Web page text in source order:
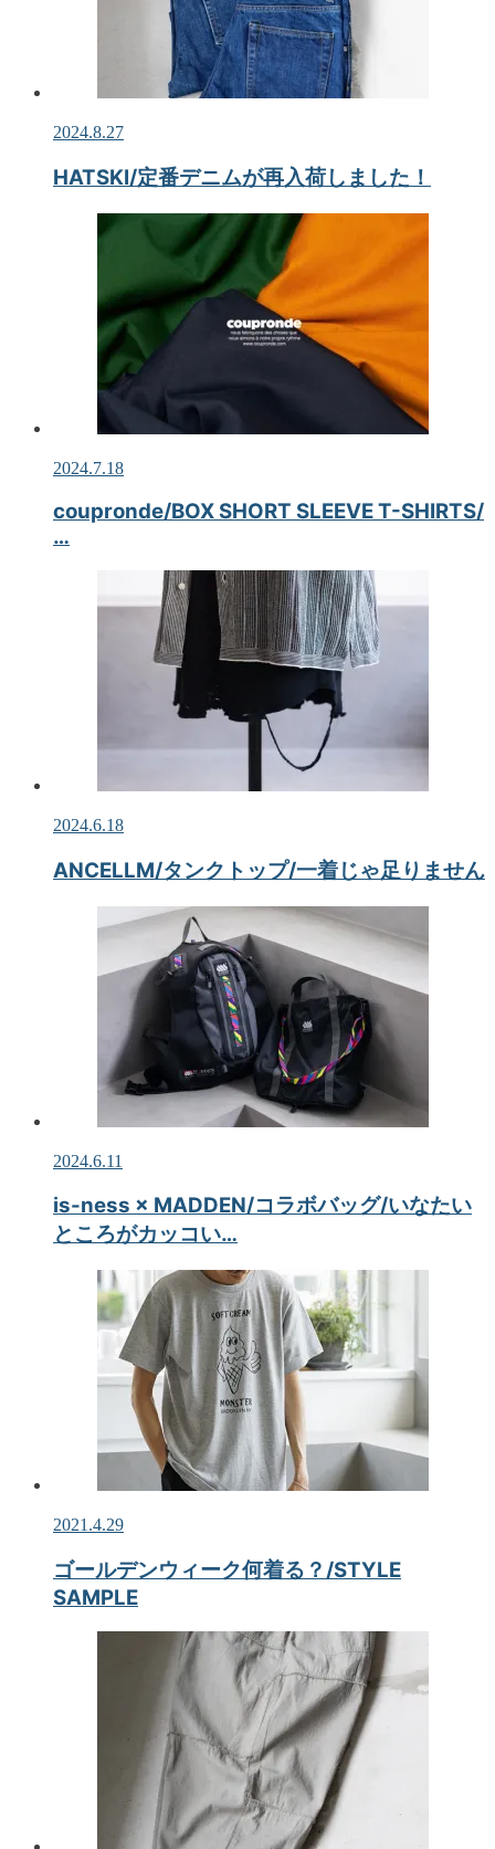
2024.8.27
HATSKI/定番デニムが再入荷しました！
2024.7.18
coupronde/BOX SHORT SLEEVE T-SHIRTS/
…
2024.6.18
ANCELLM/タンクトップ/一着じゃ足りません
2024.6.11
is-ness × MADDEN/コラボバッグ/いなたい
ところがカッコい…
2021.4.29
ゴールデンウィーク何着る？/STYLE
SAMPLE